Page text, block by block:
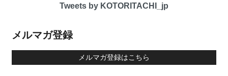
Tweets by KOTORITACHI_jp
メルマガ登録
メルマガ登録はこちら